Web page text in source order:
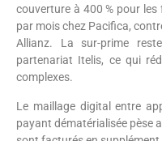
couverture à 400 % pour
par mois chez Pacifica,
Allianz. La sur-prime
partenariat Itelis, ce qui
complexes.
Le maillage digital entre
payant dématérialisée pèse